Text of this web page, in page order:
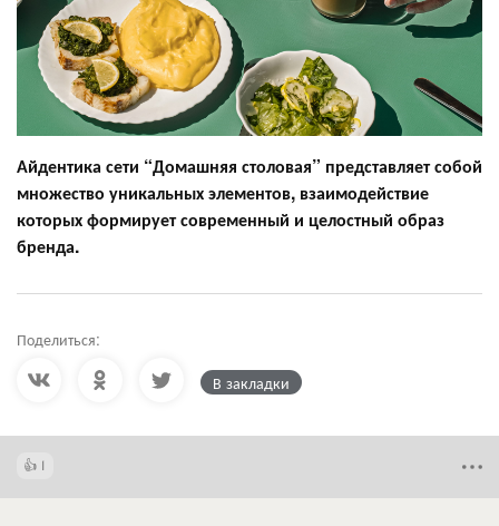
Айдентика сети “Домашняя столовая” представляет собой
множество уникальных элементов, взаимодействие
которых формирует современный и целостный образ
бренда.
Поделиться:
В закладки
1